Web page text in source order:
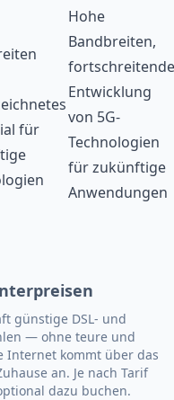
für
Hohe
Bandbreiten,
fortschreitende
Entwicklung
von 5G-
Technologien
für zukünftige
Anwendungen
günstige DSL- und
— ohne teure und
Internet kommt über das
an. Je nach Tarif
dazu buchen.